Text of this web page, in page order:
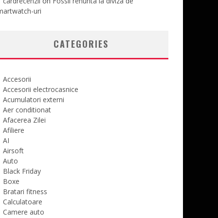
uri
CATEGORIES
Accesorii
Accesorii electrocasnice
Acumulatori externi
Aer conditionat
Afacerea Zilei
Afiliere
AI
Airsoft
Auto
Black Friday
Boxe
Bratari fitness
Calculatoare
Camere auto